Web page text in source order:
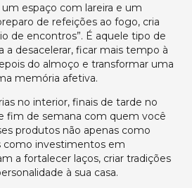
espaço com lareira e um
de refeições ao fogo, cria
de encontros”. É aquele tipo de
desacelerar, ficar mais tempo à
do almoço e transformar uma
memória afetiva.
no interior, finais de tarde no
fim de semana com quem você
produtos não apenas como
como investimentos em
a fortalecer laços, criar tradições
à sua casa.